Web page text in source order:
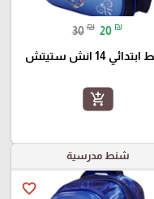
30 ₪ 20 ₪
14 انش ستيتش
add_shopping_cart
شنط مدرسية
favorite_border